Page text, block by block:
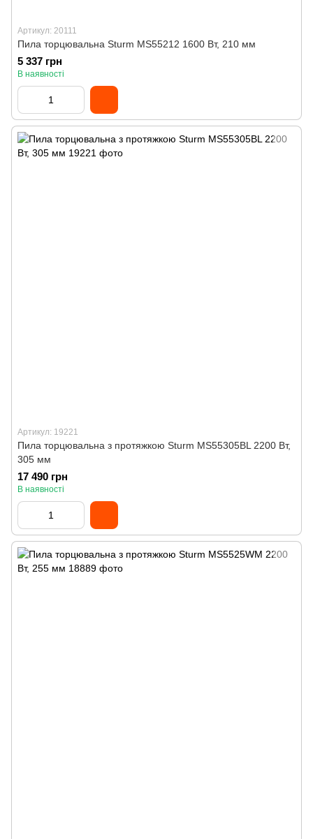
Артикул: 20111
Пила торцювальна Sturm MS55212 1600 Вт, 210 мм
5 337 грн
В наявності
Артикул: 19221
Пила торцювальна з протяжкою Sturm MS55305BL 2200 Вт,
305 мм
17 490 грн
В наявності